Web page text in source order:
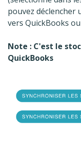
pouvez déclencher
vers QuickBooks
Note : C'est le
QuickBooks